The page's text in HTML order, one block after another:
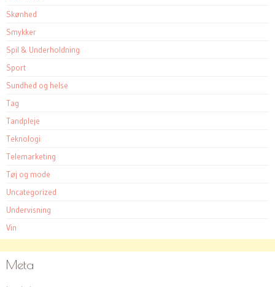
Skønhed
Smykker
Spil & Underholdning
Sport
Sundhed og helse
Tag
Tandpleje
Teknologi
Telemarketing
Tøj og mode
Uncategorized
Undervisning
Vin
Meta